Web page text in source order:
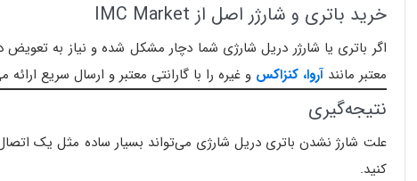
خرید باتری و شارژر اصل از IMC Market
اگر باتری یا شارژر دریل شارژی شما دچار مشکل شده و نیاز به
معتبر مانندآروا، کنزاکس و غیره را با گارانتی معتبر و ارسال سریع
نتیجه‌گیری
کنید.